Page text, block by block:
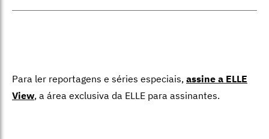
Para ler reportagens e séries especiais, assine a ELLE
View, a área exclusiva da ELLE para assinantes.